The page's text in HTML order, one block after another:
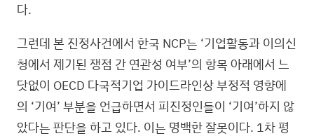
다.
그런데 본 진정사건에서 한국 NCP는 ‘기업활동과 이의신
청에서 제기된 쟁점 간 연관성 여부’의 항목 아래에서 느
닷없이 OECD 다국적기업 가이드라인상 부정적 영향에
의 ‘기여’ 부분을 언급하면서 피진정인들이 ‘기여’하지 않
았다는 판단을 하고 있다. 이는 명백한 잘못이다. 1차 평